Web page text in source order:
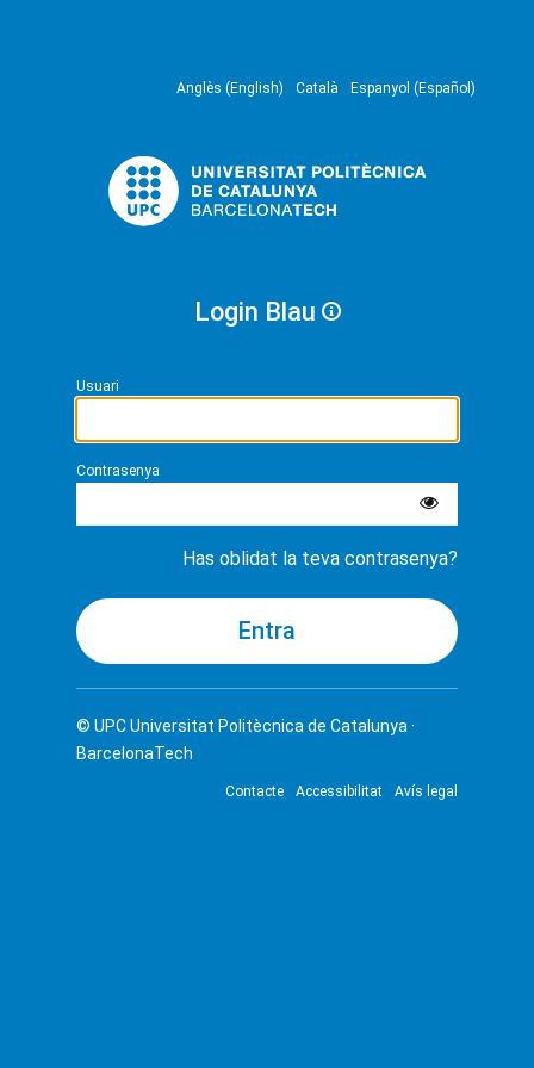
Anglès (English) Català Espanyol (Español)
Login Blau
Usuari
Contrasenya
Has oblidat la teva contrasenya?
© UPCUniversitat Politècnica de Catalunya ·
BarcelonaTech
Contacte Accessibilitat Avís legal